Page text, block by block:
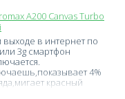
A200 Canvas Turbo
выходе в интернет по
3g смартфон
4%
красный